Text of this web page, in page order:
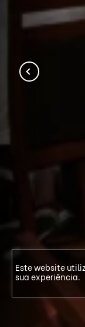
Este website
sua experiência.